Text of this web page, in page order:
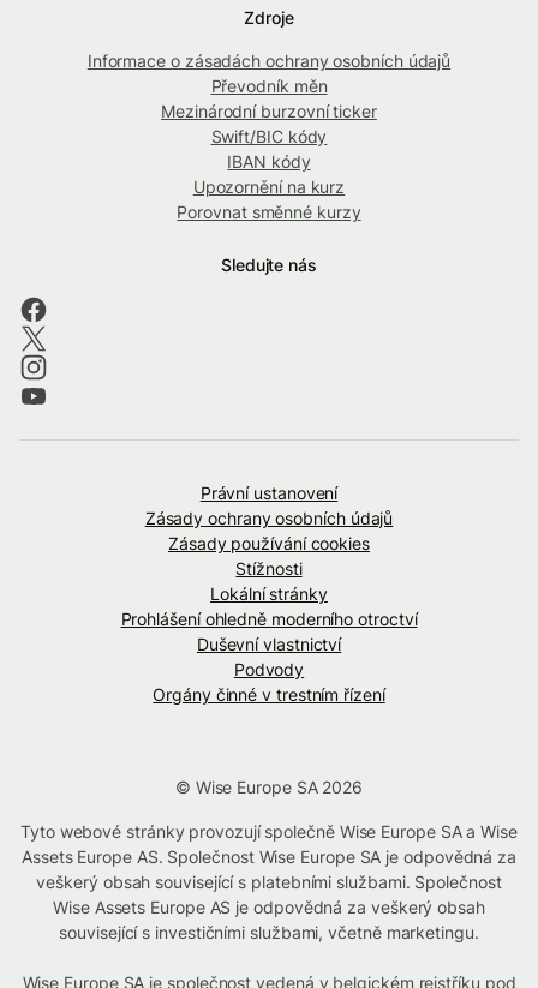
Zdroje
Informace o zásadách ochrany osobních údajů
Převodník měn
Mezinárodní burzovní ticker
Swift/BIC kódy
IBAN kódy
Upozornění na kurz
Porovnat směnné kurzy
Sledujte nás
Právní ustanovení
Zásady ochrany osobních údajů
Zásady používání cookies
Stížnosti
Lokální stránky
Prohlášení ohledně moderního otroctví
Duševní vlastnictví
Podvody
Orgány činné v trestním řízení
© Wise Europe SA 2026
Tyto webové stránky provozují společně Wise Europe SA a Wise
Assets Europe AS. Společnost Wise Europe SA je odpovědná za
veškerý obsah související s platebními službami. Společnost
Wise Assets Europe AS je odpovědná za veškerý obsah
související s investičními službami, včetně marketingu.
Wise Europe SA je společnost vedená v belgickém rejstříku pod